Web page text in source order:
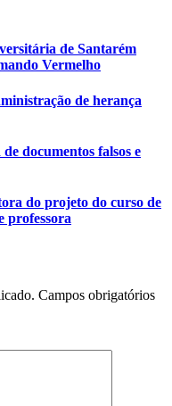
de Santarém
Vermelho
de herança
documentos falsos e
do projeto do curso de
professora
Campos obrigatórios